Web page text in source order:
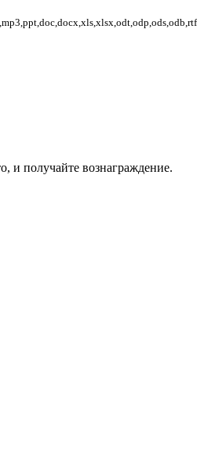
и получайте вознаграждение.